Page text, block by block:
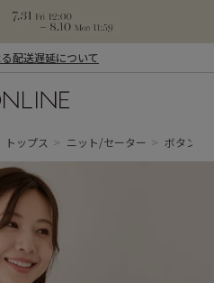
配送遅延について
トップス ニット/セーター ボタン付